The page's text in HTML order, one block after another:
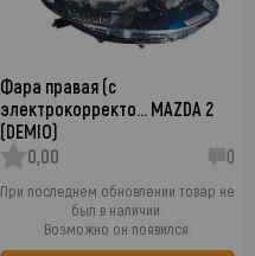
Фара правая (с
электрокорректо… MAZDA 2
(DEMIO)
0,00
0
При последнем обновлении товар не
был в наличии.
Возможно он появился.